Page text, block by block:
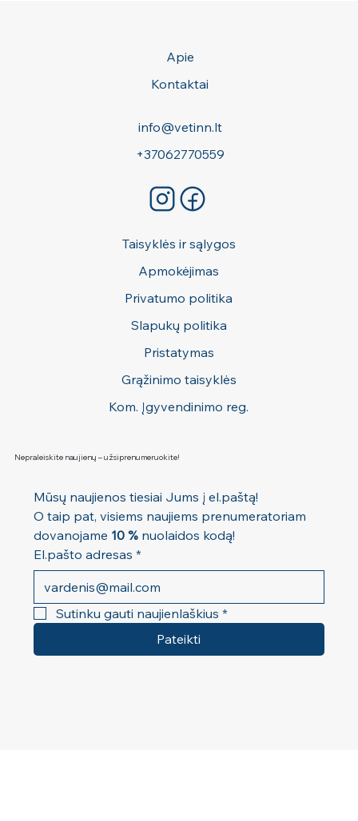
Apie
Kontaktai
info@vetinn.lt
+37062770559
Nepraleiskite naujienų – užsiprenumeruokite!
O taip pat, visiems naujiems prenumeratoriam
dovanojame 10 % nuolaidos kodą!
El.pašto adresas *
Sutinku gauti naujienlaškius *
Pateikti
Taisyklės ir sąlygos
Apmokėjimas
Privatumo politika
Slapukų politika
Pristatymas
Grąžinimo taisyklės
Kom. Įgyvendinimo reg.